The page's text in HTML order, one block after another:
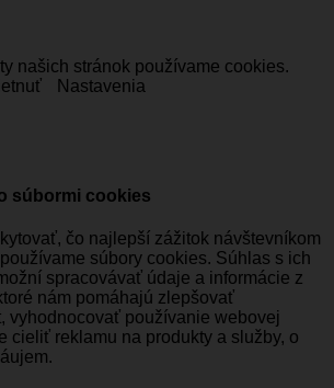
našich stránok používame cookies.
Nastavenia
súbormi cookies
čo najlepší zážitok návštevníkom
súbory cookies. Súhlas s ich
spracovávať údaje a informácie z
nám pomáhajú zlepšovať
vyhodnocovať používanie webovej
cieliť reklamu na produkty a služby, o